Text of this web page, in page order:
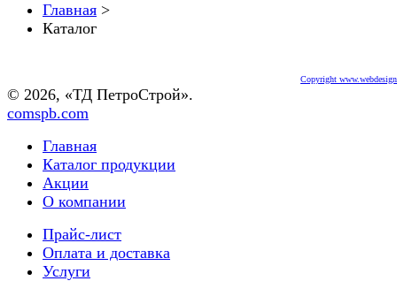
Главная >
Каталог
Copyright
© 2026, «ТД ПетроСтрой».
comspb.com
Главная
Каталог продукции
Акции
О компании
Прайс-лист
Оплата и доставка
Услуги